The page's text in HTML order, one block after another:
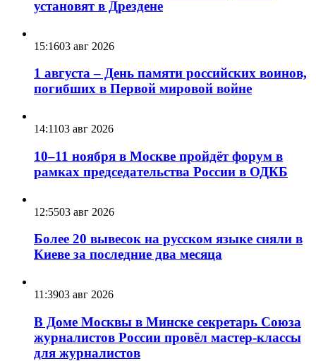
установят в Дрездене
15:1603 авг 2026
1 августа – День памяти российских воинов,
погибших в Первой мировой войне
14:1103 авг 2026
10–11 ноября в Москве пройдёт форум в
рамках председательства России в ОДКБ
12:5503 авг 2026
Более 20 вывесок на русском языке сняли в
Киеве за последние два месяца
11:3903 авг 2026
В Доме Москвы в Минске секретарь Союза
журналистов России провёл мастер-классы
для журналистов